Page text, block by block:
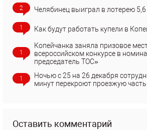
2 Челябинец выиграл в лотерею
1 Как будут работать купели в
1
Копейчанка заняла призовое
всероссийском конкурсе в
председатель ТОС»
1
Ночью с 25 на 26 декабря
минут перекроют проезжую часть
Оставить комментарий